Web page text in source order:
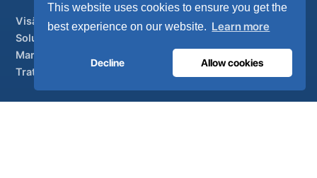
This website uses cookies to ensure you get the
best experience on our website. Learn more
Decline Allow cookies
Visão geral
Soluções
Marcas parceiras
Tratamento do ar